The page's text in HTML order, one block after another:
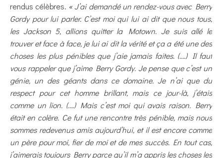
rendus célèbres. « J’ai demandé un rendez-vous avec Berry
Gordy pour lui parler. C’est moi qui lui ai dit que nous tous,
les Jackson 5, allions quitter la Motown. Je suis allé le
trouver et face à face, je lui ai dit la vérité et ça a été une des
choses les plus pénibles que j’aie jamais faites. (….) Il faut
vous rappeler que j’aime Berry Gordy. Je pense que c’est un
génie, un des géants dans ce domaine. Je n’ai que du
respect pour cet homme brillant, mais ce jour-là, j’étais
comme un lion. (….) Mais c’est moi qui avais raison. Berry
était en colère. Ce fut une rencontre très pénible, mais nous
sommes redevenus amis aujourd’hui, et il est encore comme
un père pour moi, fier de moi et de mes succès. En tout cas,
j’aimerais toujours Berry parce qu’il m’a appris les choses les